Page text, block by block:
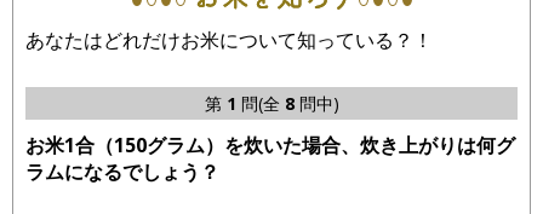
あなたはどれだけお米について知っている？！
第 1 問(全 8問中)
お米1合（150グラム）を炊いた場合、炊き上がりは何グ
ラムになるでしょう？